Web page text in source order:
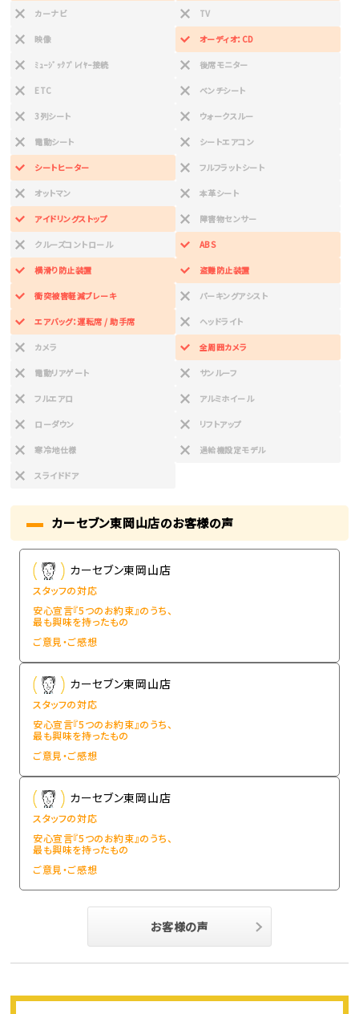
カーナビ TV
映像 オーディオ：CD
ﾐｭｰｼﾞｯｸﾌﾟﾚｲﾔｰ接続 後席モニター
ETC ベンチシート
3列シート ウォークスルー
電動シート シートエアコン
シートヒーター フルフラットシート
オットマン 本革シート
アイドリングストップ 障害物センサー
クルーズコントロール ABS
横滑り防止装置 盗難防止装置
衝突被害軽減ブレーキ パーキングアシスト
エアバッグ：運転席 / 助手席 ヘッドライト
カメラ 全周囲カメラ
電動リアゲート サンルーフ
フルエアロ アルミホイール
ローダウン リフトアップ
寒冷地仕様 過給機設定モデル
スライドドア
カーセブン東岡山店のお客様の声
カーセブン東岡山店
スタッフの対応
安心宣言『5つのお約束』のうち、
最も興味を持ったもの
ご意見・ご感想
カーセブン東岡山店
スタッフの対応
安心宣言『5つのお約束』のうち、
最も興味を持ったもの
ご意見・ご感想
カーセブン東岡山店
スタッフの対応
安心宣言『5つのお約束』のうち、
最も興味を持ったもの
ご意見・ご感想
お客様の声